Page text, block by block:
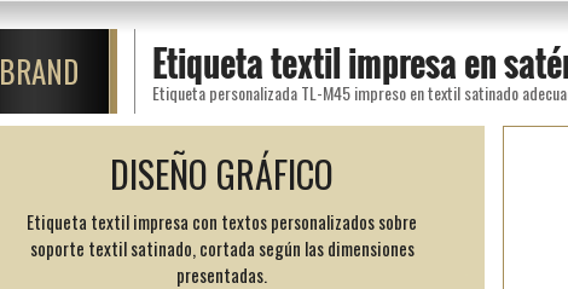
BRAND Etiqueta textil impresa en
Etiqueta personalizada TL-M45 impreso en textil satinado
DISEÑO GRÁFICO
Etiqueta textil impresa con textos personalizados sobre
soporte textil satinado, cortada según las dimensiones
presentadas.